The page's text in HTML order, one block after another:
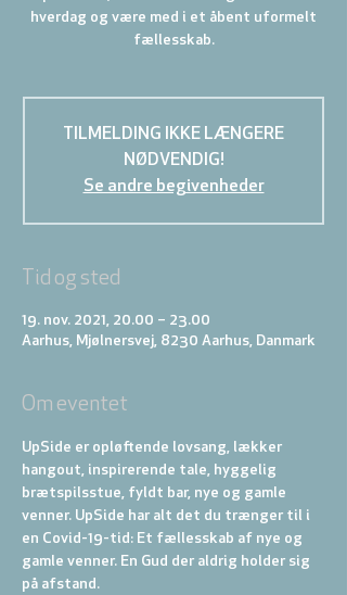
hverdag og være med i et åbent uformelt
fællesskab.
TILMELDING IKKE LÆNGERE
NØDVENDIG!
Se andre begivenheder
Tid og sted
19. nov. 2021, 20.00 – 23.00
Aarhus, Mjølnersvej, 8230 Aarhus, Danmark
Om eventet
UpSide er opløftende lovsang, lækker
hangout, inspirerende tale, hyggelig
brætspilsstue, fyldt bar, nye og gamle
venner. UpSide har alt det du trænger til i
en Covid-19-tid: Et fællesskab af nye og
gamle venner. En Gud der aldrig holder sig
på afstand.